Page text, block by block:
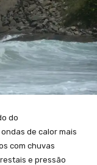
do
de calor mais
com chuvas
e pressão